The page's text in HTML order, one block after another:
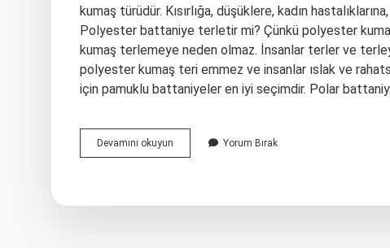
kumaş türüdür. Kısırlığa, düşüklere, kadın
Polyester battaniye terletir mi? Çünkü polyester
kumaş terlemeye neden olmaz. İnsanlar terler ve
polyester kumaş teri emmez ve insanlar ıslak ve
için pamuklu battaniyeler en iyi seçimdir. Polar
Devamını okuyun Polyester
Battaniye
Yorum Bırak